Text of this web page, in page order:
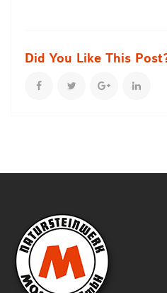
Did You Like This